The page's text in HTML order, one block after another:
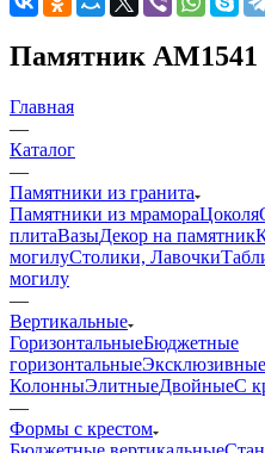
Памятник AM1541
Главная
—
Каталог
—
Памятники из гранита
Памятники из мрамораЦоколя
плитаВазыДекор на памятник
могилуСтолики, Лавочки
могилу
—
Вертикальные
ГоризонтальныеБюджетные
горизонтальныеЭксклюзивные
КолонныЭлитныеДвойныеС
—
Формы с крестом